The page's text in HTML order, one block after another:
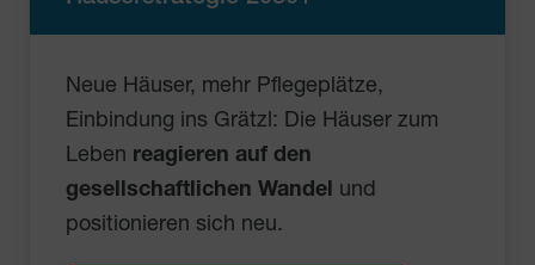
Neue Häuser, mehr Pflegeplätze,
Einbindung ins Grätzl: Die Häuser zum
Leben reagieren auf den
gesellschaftlichen Wandel und
positionieren sich neu.